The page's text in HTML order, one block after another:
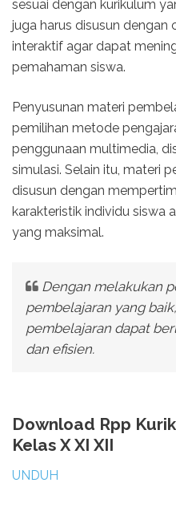
sesuai dengan kurikulum
juga harus disusun dengan
interaktif agar dapat
pemahaman siswa.
Penyusunan materi
pemilihan metode
penggunaan multimedia,
simulasi. Selain itu, materi
disusun dengan
karakteristik individu siswa
yang maksimal.
Dengan melakukan
pembelajaran yang
pembelajaran dapat
dan efisien.
Download Rpp
Kelas X XI XII
UNDUH